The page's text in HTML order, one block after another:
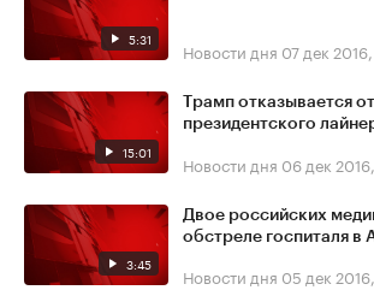
5:31 Новости дня 07 дек
15:01
Трамп отказывается
президентского
Новости дня 06 дек
3:45
Двое российских
обстреле госпиталя в
Новости дня 05 дек